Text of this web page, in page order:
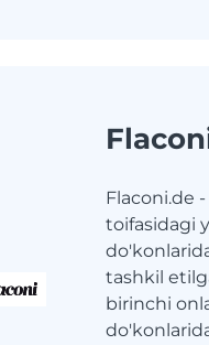
Flaconi.de
toifasidagi
tashkil
birinchi